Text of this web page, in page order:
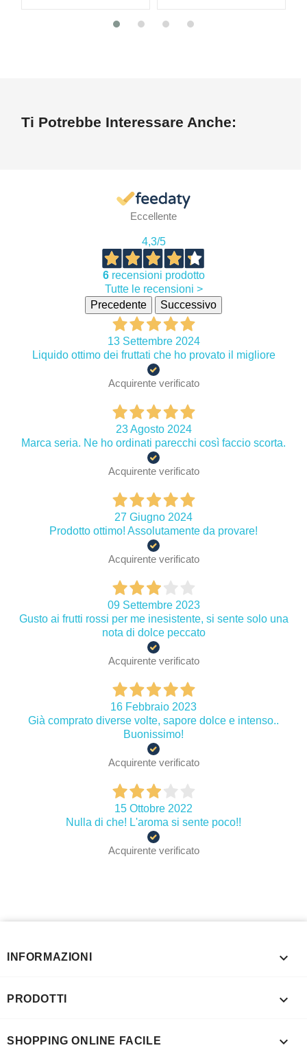
Ti Potrebbe Interessare Anche:
Eccellente
4,3/5
6recensioni prodotto
Tutte le recensioni >
Precedente
Successivo
13 Settembre 2024
Liquido ottimo dei fruttati che ho provato il migliore
Acquirente verificato
23 Agosto 2024
Marca seria. Ne ho ordinati parecchi così faccio scorta.
Acquirente verificato
27 Giugno 2024
Prodotto ottimo! Assolutamente da provare!
Acquirente verificato
09 Settembre 2023
Gusto ai frutti rossi per me inesistente, si sente solo una
nota di dolce peccato
Acquirente verificato
16 Febbraio 2023
Già comprato diverse volte, sapore dolce e intenso..
Buonissimo!
Acquirente verificato
15 Ottobre 2022
Nulla di che! L'aroma si sente poco!!
Acquirente verificato
INFORMAZIONI 
PRODOTTI 
SHOPPING ONLINE FACILE 